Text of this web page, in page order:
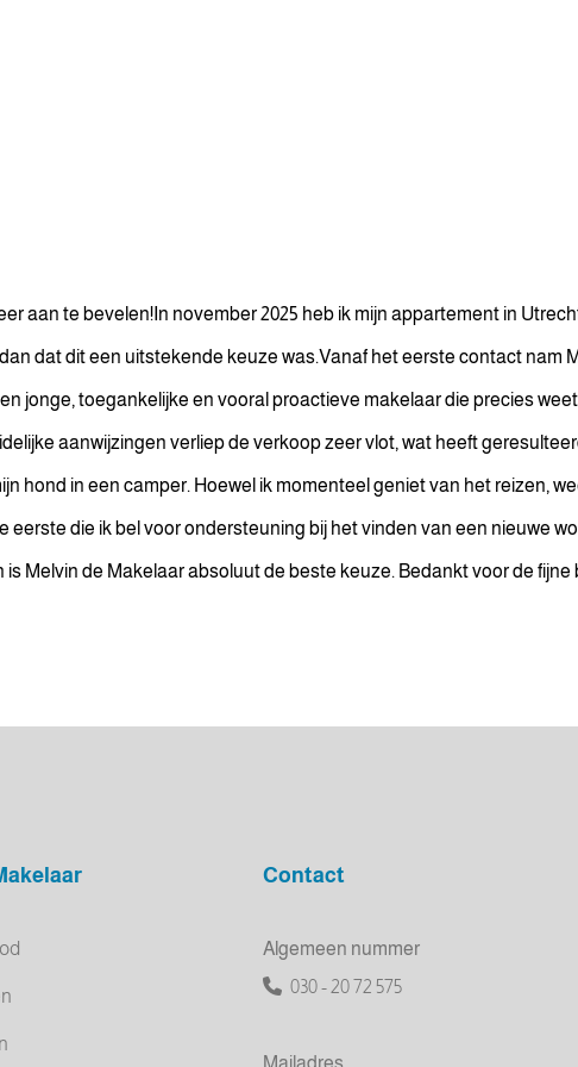
aan te bevelen!In november 2025 heb ik mijn appartement in
dat dit een uitstekende keuze was.Vanaf het eerste contact nam
jonge, toegankelijke en vooral proactieve makelaar die precies
aanwijzingen verliep de verkoop zeer vlot, wat heeft
hond in een camper. Hoewel ik momenteel geniet van het reizen,
eerste die ik bel voor ondersteuning bij het vinden van een nieuwe
Melvin de Makelaar absoluut de beste keuze. Bedankt voor de fijne
Contact
Algemeen nummer
030 - 20 72 575
Mailadres